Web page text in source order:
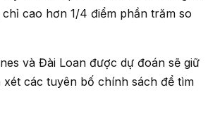
cao hơn 1/4 điểm phần trăm so
các tuyên bố chính sách để tìm